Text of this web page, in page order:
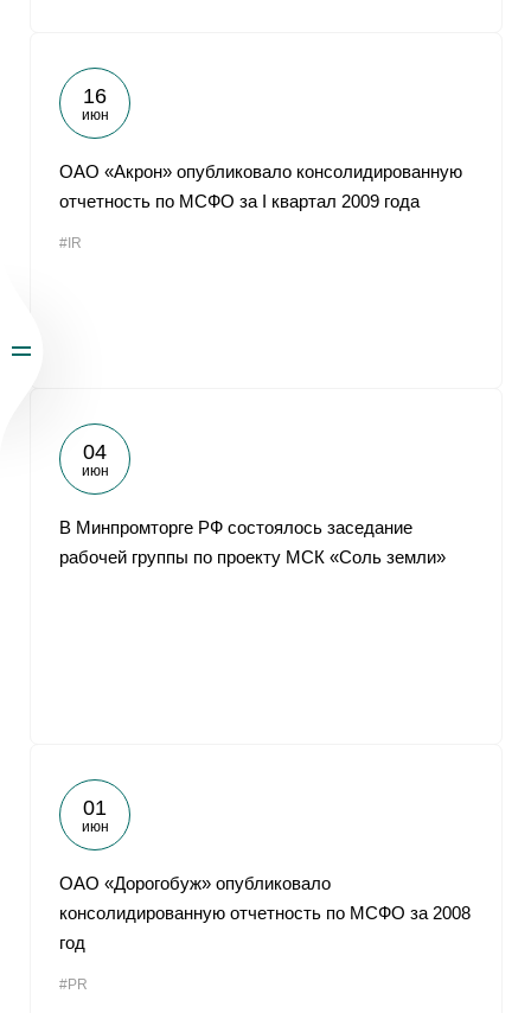
16
июн
ОАО «Акрон» опубликовало консолидированную
отчетность по МСФО за I квартал 2009 года
#IR
04
июн
В Минпромторге РФ состоялось заседание
рабочей группы по проекту МСК «Соль земли»
01
июн
ОАО «Дорогобуж» опубликовало
консолидированную отчетность по МСФО за 2008
год
#PR